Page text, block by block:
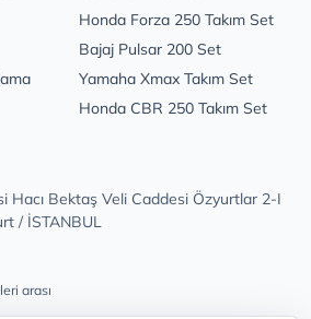
Honda Forza 250 Takım Set
Bajaj Pulsar 200 Set
Yamaha Xmax Takım Set
Honda CBR 250 Takım Set
Hacı Bektaş Veli Caddesi Özyurtlar 2-I
/ İSTANBUL
arası